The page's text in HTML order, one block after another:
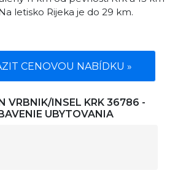
letisko Rijeka je do 29 km.
CENOVOU NABÍDKU »
VRBNIK/INSEL KRK 36786 -
UBYTOVANIA